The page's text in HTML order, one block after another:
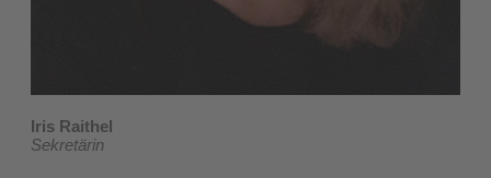
Iris Raithel
Sekretärin